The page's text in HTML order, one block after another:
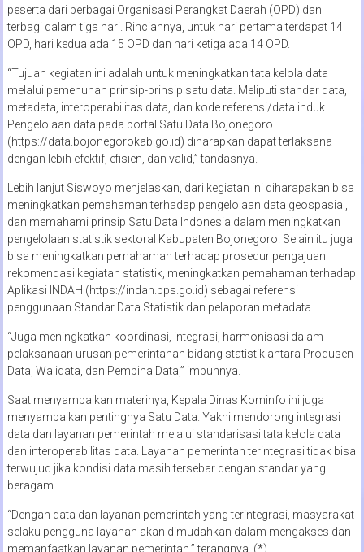
peserta dari berbagai Organisasi Perangkat Daerah (OPD) dan
terbagi dalam tiga hari. Rinciannya, untuk hari pertama terdapat 14
OPD, hari kedua ada 15 OPD dan hari ketiga ada 14 OPD.
“Tujuan kegiatan ini adalah untuk meningkatkan tata kelola data
melalui pemenuhan prinsip-prinsip satu data. Meliputi standar data,
metadata, interoperabilitas data, dan kode referensi/data induk.
Pengelolaan data pada portal Satu Data Bojonegoro
(https://data.bojonegorokab.go.id) diharapkan dapat terlaksana
dengan lebih efektif, efisien, dan valid,” tandasnya.
Lebih lanjut Siswoyo menjelaskan, dari kegiatan ini diharapakan bisa
meningkatkan pemahaman terhadap pengelolaan data geospasial,
dan memahami prinsip Satu Data Indonesia dalam meningkatkan
pengelolaan statistik sektoral Kabupaten Bojonegoro. Selain itu juga
bisa meningkatkan pemahaman terhadap prosedur pengajuan
rekomendasi kegiatan statistik, meningkatkan pemahaman terhadap
Aplikasi INDAH (https://indah.bps.go.id) sebagai referensi
penggunaan Standar Data Statistik dan pelaporan metadata.
“Juga meningkatkan koordinasi, integrasi, harmonisasi dalam
pelaksanaan urusan pemerintahan bidang statistik antara Produsen
Data, Walidata, dan Pembina Data,” imbuhnya.
Saat menyampaikan materinya, Kepala Dinas Kominfo ini juga
menyampaikan pentingnya Satu Data. Yakni mendorong integrasi
data dan layanan pemerintah melalui standarisasi tata kelola data
dan interoperabilitas data. Layanan pemerintah terintegrasi tidak bisa
terwujud jika kondisi data masih tersebar dengan standar yang
beragam.
“Dengan data dan layanan pemerintah yang terintegrasi, masyarakat
selaku pengguna layanan akan dimudahkan dalam mengakses dan
memanfaatkan layanan pemerintah,” terangnya. (*)